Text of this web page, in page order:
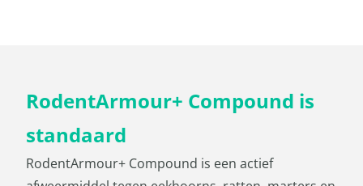
RodentArmour+ Compound is
standaard
RodentArmour+ Compound is een actief